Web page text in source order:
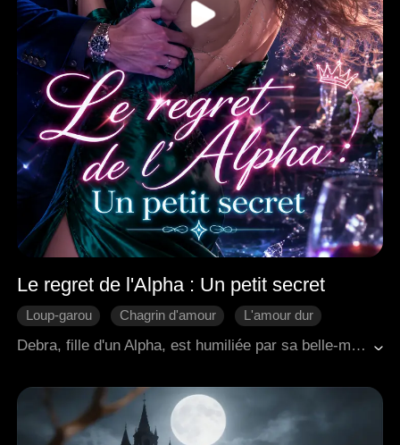
Le regret de l'Alpha : Un petit secret
Loup-garou Chagrin d'amour
L'amour dur
Debra, fille d'un Alpha, est humiliée par sa belle-mère Marley lors de la cérémonie du second mariage de son père. Dévastée, elle passe une nuit avec Alpha Caleb, tombe enceinte et est rejetée par sa famille. Sa bonne, Vicky, sacrifie sa vie pour l'aider à s'échapper. Caleb, convaincu que Debra était une « fille de joie » engagée par Colin, le frère de Marley, l'humilie davantage. Debra trouve refuge dans le clan Xeric, élève sa fille Elena, et devient secrétaire de l'Alpha Gale. Cinq ans plus tard, lors d'une mission pour enquêter sur les agissements corrompus du Gamma Adam dans la ville de Roz, Debra croise à nouveau Caleb. La confession de Colin révèle le malentendu de Caleb, qui se sent alors coupable. Debra fait face à des tentatives d'assassinat orchestrées par des membres de son ancienne meute, mais Caleb intervient pour la sauver. Elle découvre les liens d'Adam avec les dettes de la meute de Marley et met en scène un cambriolage simulé pour réunir des preuves. Debra garde l'existence d'Elena secrète vis-à-vis de Caleb, qui, malgré ses sentiments grandissants et sa volonté de la protéger, doit affronter le fait qu'elle fait semblant d'avoir un petit ami.